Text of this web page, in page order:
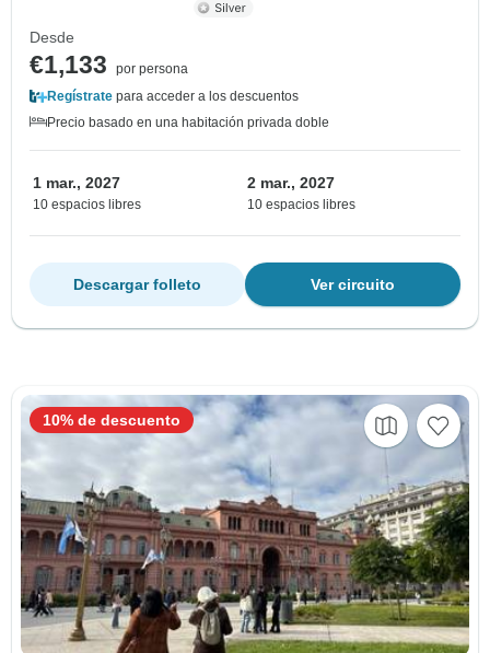
Desde
€1,133
por persona
Regístrate para acceder a los descuentos
Precio basado en una habitación privada doble
1 mar., 2027
10 espacios libres
2 mar., 2027
10 espacios libres
Ver circuito
Descargar folleto
10% de descuento